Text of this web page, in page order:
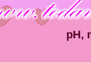
pH,